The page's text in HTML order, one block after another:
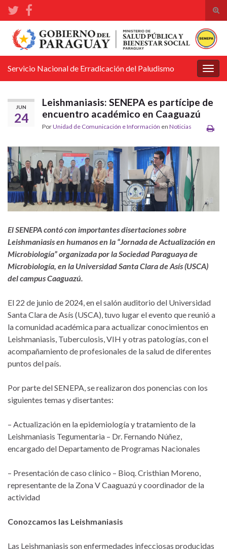
el
de
Search for:
la
Servicio Nacional de Erradicación del Paludismo
JUN
24
Leishmaniasis: SENEPA es partícipe de
encuentro académico en Caaguazú
PorUnidad de Comunicación e Información en Noticias
El SENEPA contó con importantes disertaciones sobre
Leishmaniasis en humanos en la “Jornada de Actualización en
Microbiología” organizada por la Sociedad Paraguaya de
Microbiología, en la Universidad Santa Clara de Asís (USCA)
del campus Caaguazú.
El 22 de junio de 2024, en el salón auditorio del Universidad
Santa Clara de Asís (USCA), tuvo lugar el evento que reunió a
la comunidad académica para actualizar conocimientos en
Leishmaniasis, Tuberculosis, VIH y otras patologías, con el
acompañamiento de profesionales de la salud de diferentes
puntos del país.
Por parte del SENEPA, se realizaron dos ponencias con los
siguientes temas y disertantes:
– Actualización en la epidemiología y tratamiento de la
Leishmaniasis Tegumentaria – Dr. Fernando Núñez,
encargado del Departamento de Programas Nacionales
– Presentación de caso clínico – Bioq. Cristhian Moreno,
representante de la Zona V Caaguazú y coordinador de la
actividad
Conozcamos las Leishmaniasis
Las Leishmaniasis son enfermedades infecciosas producidas